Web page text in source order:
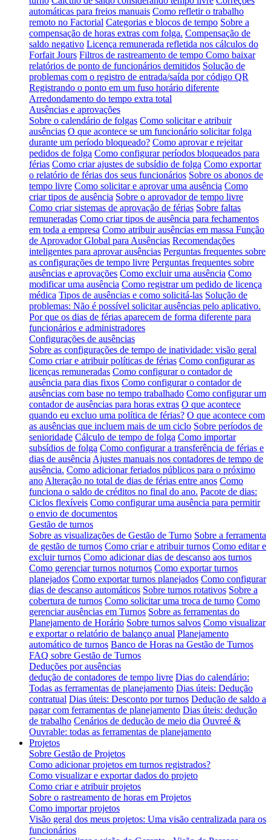
automáticas para freios manuais Como refletir o trabalho
remoto no Factorial Categorias e blocos de tempo Sobre a
compensação de horas extras com folga. Compensação de
saldo negativo Licença remunerada refletida nos cálculos do
Forfait Jours Filtros de rastreamento de tempo Como baixar
relatórios de ponto de funcionários demitidos Solução de
problemas com o registro de entrada/saída por código QR
Registrando o ponto em um fuso horário diferente
Arredondamento do tempo extra total
Ausências e aprovações
Sobre o calendário de folgas Como solicitar e atribuir
ausências O que acontece se um funcionário solicitar folga
durante um período bloqueado? Como aprovar e rejeitar
pedidos de folga Como configurar períodos bloqueados para
férias Como criar ajustes de subsídio de folga Como exportar
o relatório de férias dos seus funcionários Sobre os abonos de
tempo livre Como solicitar e aprovar uma ausência Como
criar tipos de ausência Sobre o aprovador de tempo livre
Como criar sistemas de aprovação de férias Sobre faltas
remuneradas Como criar tipos de ausência para fechamentos
em toda a empresa Como atribuir ausências em massa Função
de Aprovador Global para Ausências Recomendações
inteligentes para aprovar ausências Perguntas frequentes sobre
as configurações de tempo livre Perguntas frequentes sobre
ausências e aprovações Como excluir uma ausência Como
modificar uma ausência Como registrar um pedido de licença
médica Tipos de ausências e como solicitá-las Solução de
problemas: Não é possível solicitar ausências pelo aplicativo.
Por que os dias de férias aparecem de forma diferente para
funcionários e administradores
Configurações de ausências
Sobre as configurações de tempo de inatividade: visão geral
Como criar e atribuir políticas de férias Como configurar as
licenças remuneradas Como configurar o contador de
ausência para dias fixos Como configurar o contador de
ausências com base no tempo trabalhado Como configurar um
contador de ausências para horas extras O que acontece
quando eu excluo uma política de férias? O que acontece com
as ausências que incluem mais de um ciclo Sobre períodos de
senioridade Cálculo de tempo de folga Como importar
subsídios de folga Como configurar a transferência de férias e
dias de ausência Ajustes manuais nos contadores de tempo de
ausência. Como adicionar feriados públicos para o próximo
ano Alteração no total de dias de férias entre anos Como
funciona o saldo de créditos no final do ano. Pacote de dias:
Ciclos flexíveis Como configurar uma ausência para permitir
o envio de documentos
Gestão de turnos
Sobre as visualizações de Gestão de Turno Sobre a ferramenta
de gestão de turnos Como criar e atribuir turnos Como editar e
excluir turnos Como adicionar dias de descanso aos turnos
Como gerenciar turnos noturnos Como exportar turnos
planejados Como exportar turnos planejados Como configurar
dias de descanso automáticos Sobre turnos rotativos Sobre a
cobertura de turnos Como solicitar uma troca de turno Como
gerenciar ausências em Turnos Sobre as ferramentas do
Planejamento de Horário Sobre turnos salvos Como visualizar
e exportar o relatório de balanço anual Planejamento
automático de turnos Banco de Horas na Gestão de Turnos
FAQ sobre Gestão de Turnos
Deduções por ausências
dedução de contadores de tempo livre Dias do calendário:
Todas as ferramentas de planejamento Dias úteis: Dedução
contratual Dias úteis: Desconto por turnos Dedução de saldo a
pagar com ferramentas de planejamento Dias úteis: dedução
de trabalho Cenários de dedução de meio dia Ouvreé &
Ouvrable: todas as ferramentas de planejamento
Projetos
Sobre Gestão de Projetos
Como adicionar projetos em turnos registrados?
Como visualizar e exportar dados do projeto
Como criar e atribuir projetos
Sobre o rastreamento de horas em Projetos
Como importar projetos
Visão geral dos meus projetos: Uma visão centralizada para os
funcionários